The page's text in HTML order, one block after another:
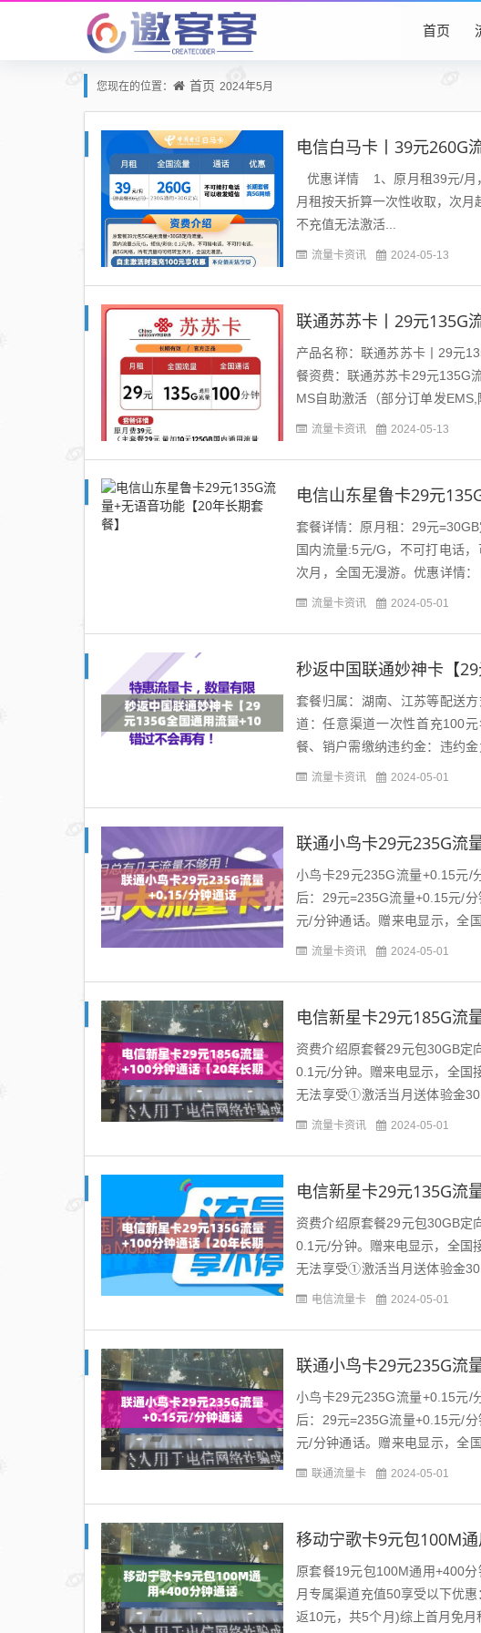
首页
您现在的位置： 首页 2024年5月
优惠详情 1、原月租39元/月
月租按天折算一次性收取，次
不充值无法激活...
流量卡资讯 2024-05-13
产品名称：联通苏苏卡丨29元
餐资费：联通苏苏卡29元135G
MS自助激活（部分订单发
约：合约期24个...
流量卡资讯 2024-05-13
电信山东星鲁卡29元
套餐详情：原月租：29元
国内流量:5元/G，不可打电话
次月，全国无漫游。优惠详情
送体验金30元，首月套餐内容按
流量卡资讯 2024-05-01
秒返中国联通妙神卡【
套餐归属：湖南、江苏等配送
道：任意渠道一次性首充100
餐、销户需缴纳违约金：违约
取消合约后，在联通APP搜索”预
流量卡资讯 2024-05-01
联通小鸟卡29元235G流
小鸟卡29元235G流量+0.15元/
后：29元=235G流量+0.15元/
元/分钟通话。赠来电显示，全
充100元...
流量卡资讯 2024-05-01
电信新星卡29元185G流
资费介绍原套餐29元包30GB定
0.1元/分钟。赠来电显示，全国
无法享受①激活当月送体验金30
仅当月使用）②激活强充50元，
流量卡资讯 2024-05-01
电信新星卡29元135G流
资费介绍原套餐29元包30GB定
0.1元/分钟。赠来电显示，全国
无法享受①激活当月送体验金30
仅当月使用）②激活强充50元，
电信流量卡 2024-05-01
联通小鸟卡29元235G流
小鸟卡29元235G流量+0.15元/
后：29元=235G流量+0.15元/
元/分钟通话。赠来电显示，全
充100元...
联通流量卡 2024-05-01
移动宁歌卡9元包100M
原套餐19元包100M通用+400
月专属渠道充值50享受以下优
返10元，共5个月)综上首月免月